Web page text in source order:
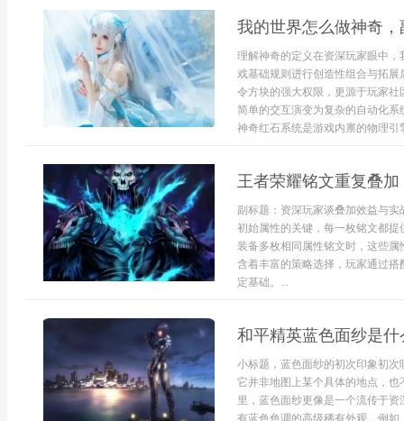
我的世界怎么做神奇
理解神奇的定义在资深玩家眼中
戏基础规则进行创造性组合与拓
令方块的强大权限，更源于玩家
简单的交互演变为复杂的自动化
神奇红石系统是游戏内禀的物理引
王者荣耀铭文重复叠
副标题：资深玩家谈叠加效益与
初始属性的关键，每一枚铭文都
装备多枚相同属性铭文时，这些
含着丰富的策略选择，玩家通过
定基础。...
和平精英蓝色面纱是
小标题，蓝色面纱的初次印象初
它并非地图上某个具体的地点，
里，蓝色面纱更像是一个流传于
有蓝色色调的高级稀有外观，例如